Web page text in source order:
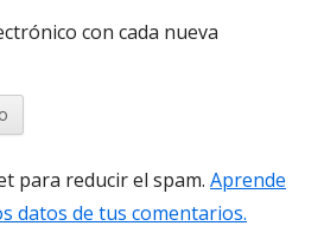
con cada nueva
para reducir el spam. Aprende
datos de tus comentarios.